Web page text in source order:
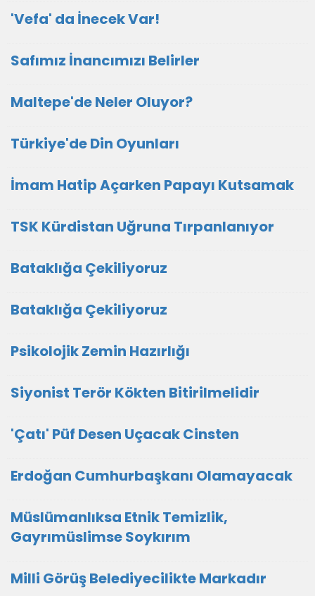
'Vefa' da İnecek Var!
Safımız İnancımızı Belirler
Maltepe'de Neler Oluyor?
Türkiye'de Din Oyunları
İmam Hatip Açarken Papayı Kutsamak
TSK Kürdistan Uğruna Tırpanlanıyor
Bataklığa Çekiliyoruz
Bataklığa Çekiliyoruz
Psikolojik Zemin Hazırlığı
Siyonist Terör Kökten Bitirilmelidir
'Çatı' Püf Desen Uçacak Cinsten
Erdoğan Cumhurbaşkanı Olamayacak
Müslümanlıksa Etnik Temizlik,
Gayrımüslimse Soykırım
Milli Görüş Belediyecilikte Markadır